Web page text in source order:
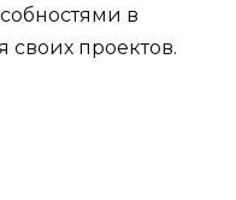
в
проектов.